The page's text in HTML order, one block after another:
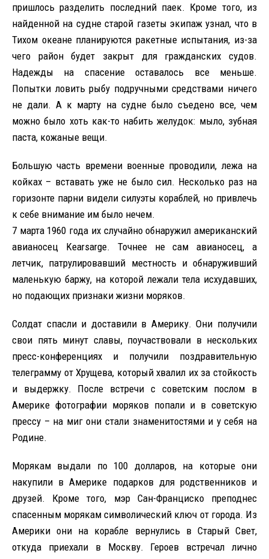
пришлось разделить последний паек. Кроме того, из
найденной на судне старой газеты экипаж узнал, что в
Тихом океане планируются ракетные испытания, из-за
чего район будет закрыт для гражданских судов.
Надежды на спасение оставалось все меньше.
Попытки ловить рыбу подручными средствами ничего
не дали. А к марту на судне было съедено все, чем
можно было хоть как-то набить желудок: мыло, зубная
паста, кожаные вещи.
Большую часть времени военные проводили, лежа на
койках – вставать уже не было сил. Несколько раз на
горизонте парни видели силуэты кораблей, но привлечь
к себе внимание им было нечем.
7 марта 1960 года их случайно обнаружил американский
авианосец Kearsarge. Точнее не сам авианосец, а
летчик, патрулировавший местность и обнаруживший
маленькую баржу, на которой лежали тела исхудавших,
но подающих признаки жизни моряков.
Солдат спасли и доставили в Америку. Они получили
свои пять минут славы, поучаствовали в нескольких
пресс-конференциях и получили поздравительную
телеграмму от Хрущева, который хвалил их за стойкость
и выдержку. После встречи с советским послом в
Америке фотографии моряков попали и в советскую
прессу – на миг они стали знаменитостями и у себя на
Родине.
Морякам выдали по 100 долларов, на которые они
накупили в Америке подарков для родственников и
друзей. Кроме того, мэр Сан-Франциско преподнес
спасенным морякам символический ключ от города. Из
Америки они на корабле вернулись в Старый Свет,
откуда приехали в Москву. Героев встречал лично